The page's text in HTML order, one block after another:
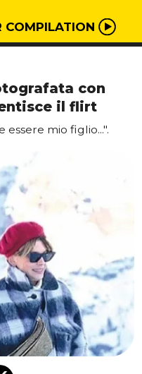
COMPILATION
con
il flirt
mio figlio...".